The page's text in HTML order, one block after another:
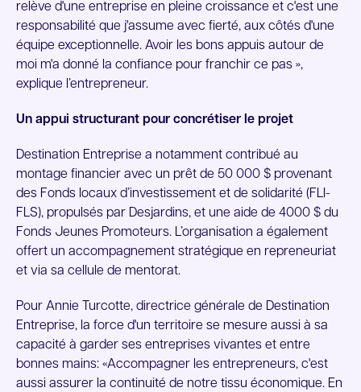
relève d'une entreprise en pleine croissance et c'est une
responsabilité que j'assume avec fierté, aux côtés d'une
équipe exceptionnelle. Avoir les bons appuis autour de
moi m'a donné la confiance pour franchir ce pas »,
explique l’entrepreneur.
Un appui structurant pour concrétiser le projet
Destination Entreprise a notamment contribué au
montage financier avec un prêt de 50 000 $ provenant
des Fonds locaux d’investissement et de solidarité (FLI-
FLS), propulsés par Desjardins, et une aide de 4000 $ du
Fonds Jeunes Promoteurs. L’organisation a également
offert un accompagnement stratégique en repreneuriat
et via sa cellule de mentorat.
Pour Annie Turcotte, directrice générale de Destination
Entreprise, la force d'un territoire se mesure aussi à sa
capacité à garder ses entreprises vivantes et entre
bonnes mains: «Accompagner les entrepreneurs, c'est
aussi assurer la continuité de notre tissu économique. En